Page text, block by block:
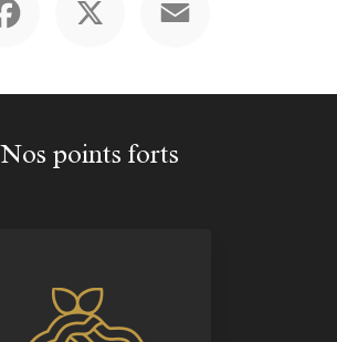
Nos points forts